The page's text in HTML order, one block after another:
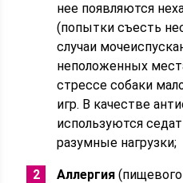
нее появляются
(попытки съесть
случаи
неположенных
стрессе собаки
игр. В качестве
используются
разумные нагрузки;
Аллергия